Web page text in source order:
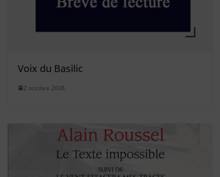
Voix du Basilic
2 octobre 2008